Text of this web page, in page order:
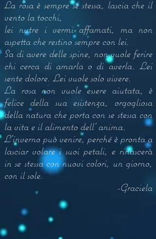
La rosa è sempre se stessa, lascia che il
vento la tocchi,
lei nutre i vermi affamati, ma non
aspetta che restino sempre con lei.
Sa di avere delle spine, non vuole ferire
chi cerca di amarla o di averla. Lei
sente dolore. Lei vuole solo vivere.
La rosa non vuole essere aiutata, è
felice della sua esistenza, orgogliosa
della natura che porta con se stessa con
la vita e il alimento dell' anima.
L'inverno può venire, perché è pronta a
lasciar volare i suoi petali, e rinascerà
in se stessa con nuovi colori, un giorno,
con il sole.
-Graciela